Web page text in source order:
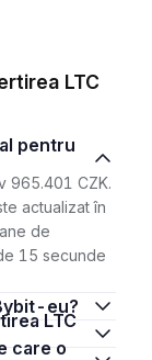
LTC
965.401 CZK.
actualizat în
de
15 secunde
eu?